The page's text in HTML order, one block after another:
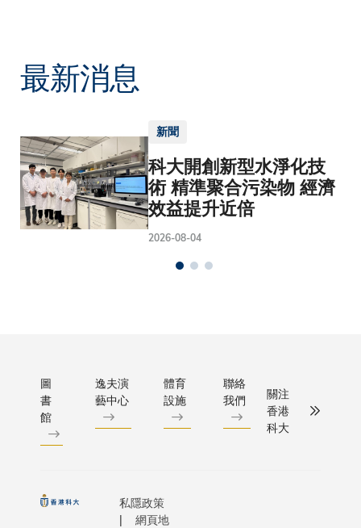
最新消息
新聞
科大開創新型水淨化技
術 精準聚合污染物 經濟
效益提升近倍
2026-08-04
圖
書
館
逸夫演
藝中心
體育
設施
聯絡
我們
關注
香港
科大
私隱政策
網頁地